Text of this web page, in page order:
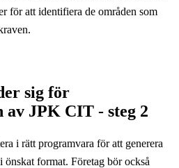
för att identifiera de områden som
sig för
av JPK CIT - steg 2
i rätt programvara för att generera
format. Företag bör också